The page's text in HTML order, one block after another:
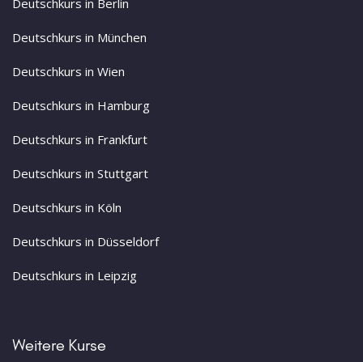
Deutschkurs in Berlin
Deutschkurs in München
Deutschkurs in Wien
Deutschkurs in Hamburg
Deutschkurs in Frankfurt
Deutschkurs in Stuttgart
Deutschkurs in Köln
Deutschkurs in Düsseldorf
Deutschkurs in Leipzig
Weitere Kurse